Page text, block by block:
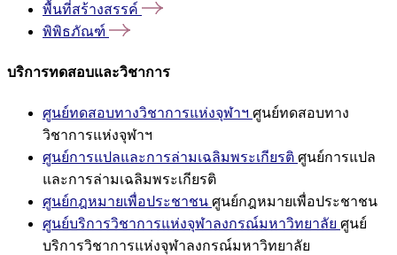
พื้นที่สร้างสรรค์
พิพิธภัณฑ์
บริการทดสอบและวิชาการ
ศูนย์ทดสอบทางวิชาการแห่งจุฬาฯ ศูนย์ทดสอบทาง
วิชาการแห่งจุฬาฯ
ศูนย์การแปลและการล่ามเฉลิมพระเกียรติ ศูนย์การแปล
และการล่ามเฉลิมพระเกียรติ
ศูนย์กฎหมายเพื่อประชาชน ศูนย์กฎหมายเพื่อประชาชน
ศูนย์บริการวิชาการแห่งจุฬาลงกรณ์มหาวิทยาลัย ศูนย์
บริการวิชาการแห่งจุฬาลงกรณ์มหาวิทยาลัย